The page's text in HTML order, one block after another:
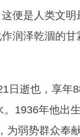
便是人类文
润泽乾涸的
日逝也，享
1936年他出
为弱势群众奉